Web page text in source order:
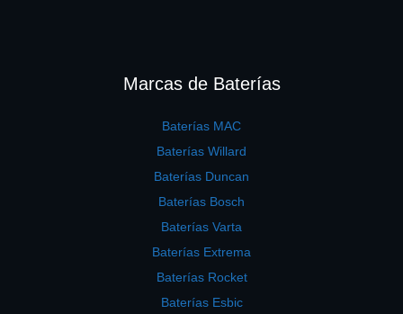
Marcas de Baterías
Baterías MAC
Baterías Willard
Baterías Duncan
Baterías Bosch
Baterías Varta
Baterías Extrema
Baterías Rocket
Baterías Esbic